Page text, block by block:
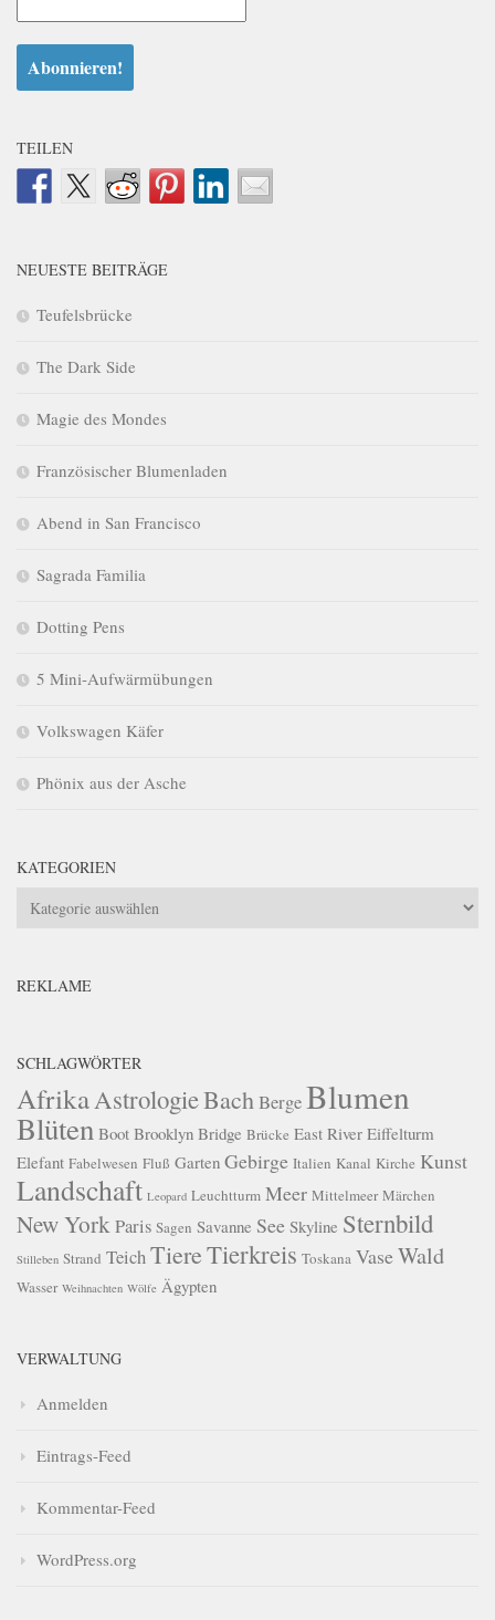
TEILEN
NEUESTE BEITRÄGE
Teufelsbrücke
The Dark Side
Magie des Mondes
Französischer Blumenladen
Abend in San Francisco
Sagrada Familia
Dotting Pens
5 Mini-Aufwärmübungen
Volkswagen Käfer
Phönix aus der Asche
KATEGORIEN
Kategorien
REKLAME
SCHLAGWÖRTER
Afrika AstrologieBachBergeBlumen
Blüten Boot Brooklyn Bridge Brücke East River Eiffelturm
Elefant Fabelwesen Fluß Garten Gebirge Italien Kanal Kirche Kunst
Landschaft Leopard Leuchtturm Meer Mittelmeer Märchen
New YorkParis Sagen Savanne See Skyline Sternbild
Stilleben Strand TeichTiereTierkreis Toskana VaseWald
Wasser Weihnachten Wölfe Ägypten
VERWALTUNG
Anmelden
Eintrags-Feed
Kommentar-Feed
WordPress.org